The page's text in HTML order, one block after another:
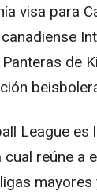
visa para
de
League es
cual reúne a